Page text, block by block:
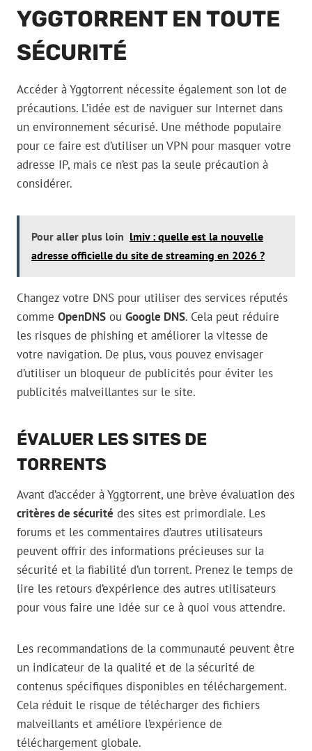
YGGTORRENT EN TOUTE
SÉCURITÉ
Accéder à Yggtorrent nécessite également son lot de
précautions. L’idée est de naviguer sur Internet dans
un environnement sécurisé. Une méthode populaire
pour ce faire est d’utiliser un VPN pour masquer votre
adresse IP, mais ce n’est pas la seule précaution à
considérer.
Pour aller plus loin lmiv : quelle est la nouvelle
adresse officielle du site de streaming en 2026 ?
Changez votre DNS pour utiliser des services réputés
comme OpenDNS ou Google DNS. Cela peut réduire
les risques de phishing et améliorer la vitesse de
votre navigation. De plus, vous pouvez envisager
d’utiliser un bloqueur de publicités pour éviter les
publicités malveillantes sur le site.
ÉVALUER LES SITES DE
TORRENTS
Avant d’accéder à Yggtorrent, une brève évaluation des
critères de sécurité des sites est primordiale. Les
forums et les commentaires d’autres utilisateurs
peuvent offrir des informations précieuses sur la
sécurité et la fiabilité d’un torrent. Prenez le temps de
lire les retours d’expérience des autres utilisateurs
pour vous faire une idée sur ce à quoi vous attendre.
Les recommandations de la communauté peuvent être
un indicateur de la qualité et de la sécurité de
contenus spécifiques disponibles en téléchargement.
Cela réduit le risque de télécharger des fichiers
malveillants et améliore l’expérience de
téléchargement globale.